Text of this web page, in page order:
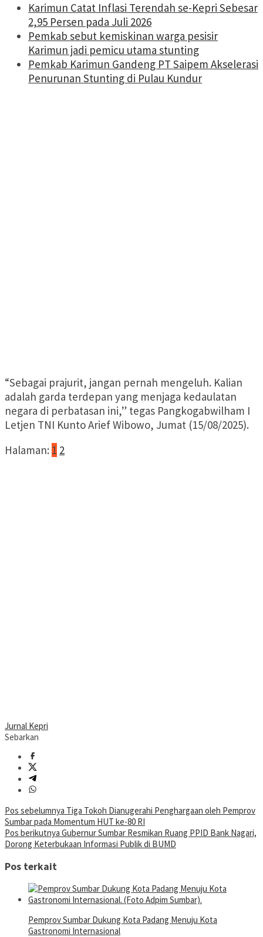
Karimun Catat Inflasi Terendah se-Kepri Sebesar
2,95 Persen pada Juli 2026
Pemkab sebut kemiskinan warga pesisir
Karimun jadi pemicu utama stunting
Pemkab Karimun Gandeng PT Saipem Akselerasi
Penurunan Stunting di Pulau Kundur
“Sebagai prajurit, jangan pernah mengeluh. Kalian
adalah garda terdepan yang menjaga kedaulatan
negara di perbatasan ini,” tegas Pangkogabwilham I
Letjen TNI Kunto Arief Wibowo, Jumat (15/08/2025).
Halaman: 1 2
Jurnal Kepri
Sebarkan
Navigasi
pos
Pos sebelumnya Tiga Tokoh Dianugerahi Penghargaan oleh Pemprov
Sumbar pada Momentum HUT ke-80 RI
Pos berikutnya Gubernur Sumbar Resmikan Ruang PPID Bank Nagari,
Dorong Keterbukaan Informasi Publik di BUMD
Pos terkait
Pemprov Sumbar Dukung Kota Padang Menuju Kota
Gastronomi Internasional